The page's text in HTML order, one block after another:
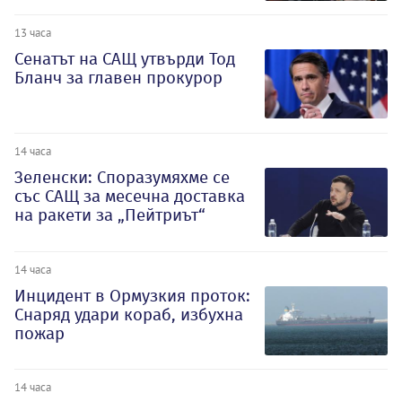
13 часа
Сенатът на САЩ утвърди Тод
Бланч за главен прокурор
14 часа
Зеленски: Споразумяхме се
със САЩ за месечна доставка
на ракети за „Пейтриът“
14 часа
Инцидент в Ормузкия проток:
Снаряд удари кораб, избухна
пожар
14 часа